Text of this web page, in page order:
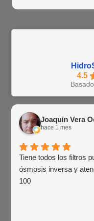
4.5
Joaquin Vera
hace 1 mes
Tiene todos los filtros
ósmosis inversa y
100